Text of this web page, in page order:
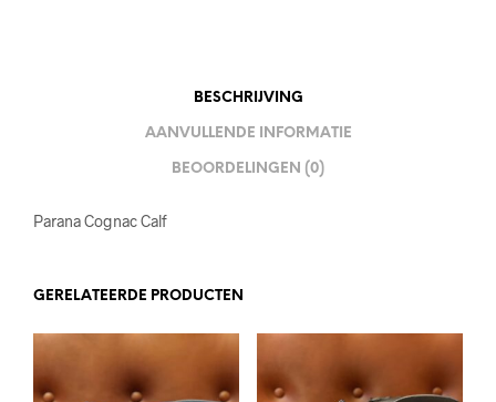
BESCHRIJVING
AANVULLENDE INFORMATIE
BEOORDELINGEN (0)
Parana Cognac Calf
GERELATEERDE PRODUCTEN